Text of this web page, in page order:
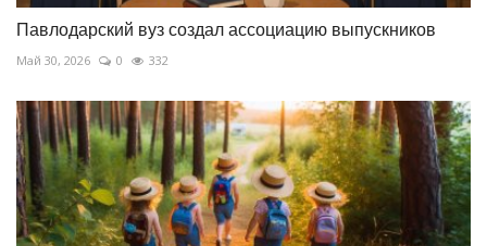
Павлодарский вуз создал ассоциацию выпускников
Май 30, 2026 0 332